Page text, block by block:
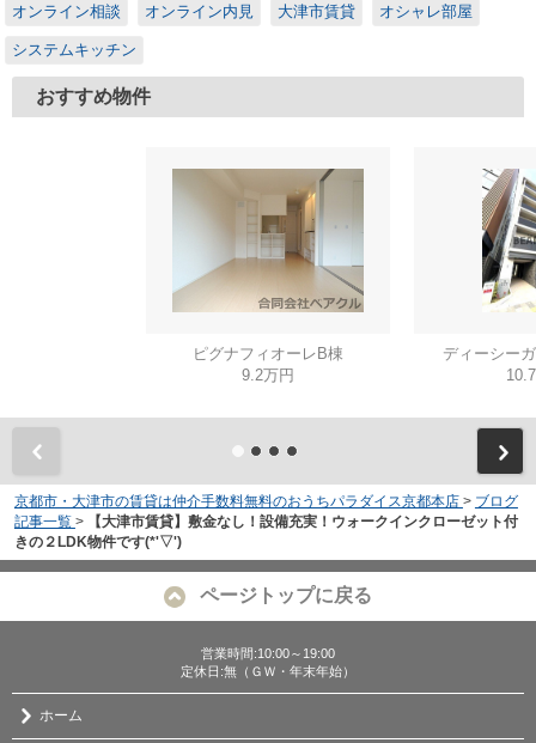
オンライン相談
オンライン内見 大津市賃貸 オシャレ部屋
システムキッチン
おすすめ物件
ピグナフィオーレB棟
9.2万円
ディーシー
京都市・大津市の賃貸は仲介手数料無料のおうちパラダイス京都本店 > ブログ
記事一覧 >
【大津市賃貸】敷金なし！設備充実！ウォークインクローゼット付
きの２LDK物件です(*'▽')
ページトップに戻る
営業時間:10:00～19:00
定休日:無（ＧＷ・年末年始）
ホーム